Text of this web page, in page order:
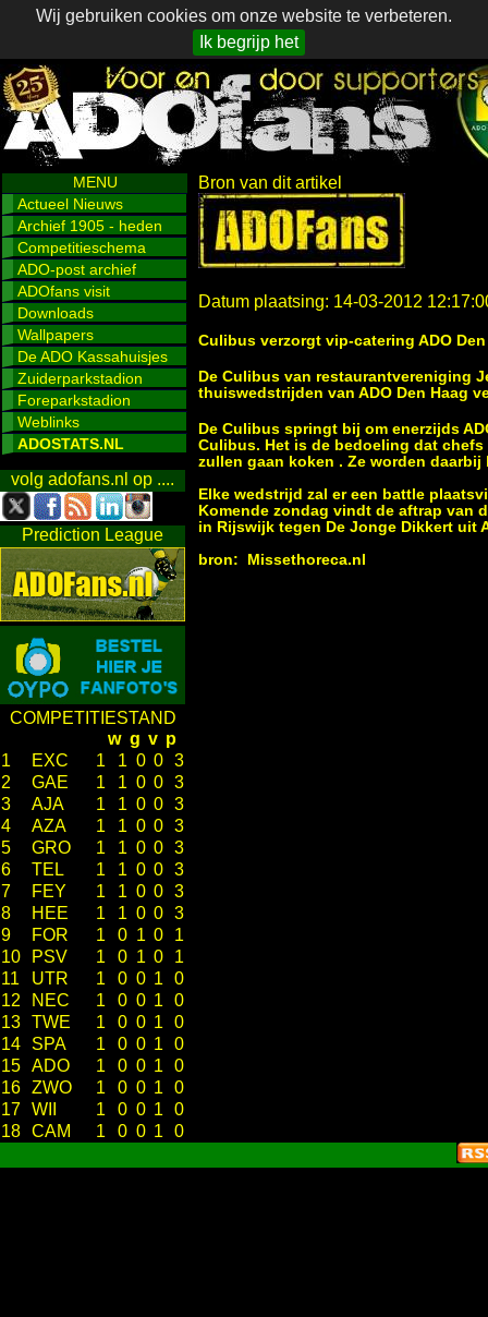
Wij gebruiken cookies om onze website te verbeteren.
Ik begrijp het
MENU
Actueel Nieuws
Archief 1905 - heden
Competitieschema
ADO-post archief
ADOfans visit
Downloads
Wallpapers
De ADO Kassahuisjes
Zuiderparkstadion
Foreparkstadion
Weblinks
ADOSTATS.NL
volg adofans.nl op ....
Prediction League
COMPETITIESTAND
w g v p
1
EXC 1 1 0 0 3
2
GAE 1 1 0 0 3
3
AJA 1 1 0 0 3
4
AZA 1 1 0 0 3
5
GRO 1 1 0 0 3
6
TEL 1 1 0 0 3
7
FEY 1 1 0 0 3
8
HEE 1 1 0 0 3
9
FOR 1 0 1 0
1
10
PSV 1 0 1 0
1
11
UTR 1 0 0 1
0
12
NEC 1 0 0 1
0
13 TWE 1 0 0 1
0
14
SPA 1 0 0 1
0
15 ADO 1 0 0 1
0
16 ZWO 1 0 0 1
0
17 WII 1 0 0 1
0
18 CAM 1 0 0 1 0
Bron van dit artikel
Datum plaatsing: 14-03-2012
Culibus verzorgt vip-catering ADO Den
De Culibus van restaurantvereniging
thuiswedstrijden van ADO Den Haag
De Culibus springt bij om enerzijds
Culibus. Het is de bedoeling dat
zullen gaan koken . Ze worden
Elke wedstrijd zal er een battle
Komende zondag vindt de aftrap van
in Rijswijk tegen De Jonge Dikkert uit
bron: Missethoreca.nl